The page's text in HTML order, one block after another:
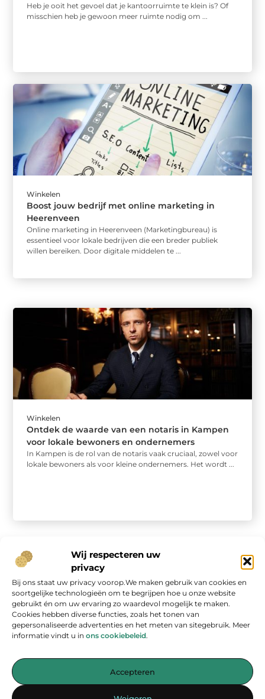
Wij respecteren uw
privacy
Bij ons staat uw privacy voorop.We maken gebruik van cookies en
soortgelijke technologieën om te begrijpen hoe u onze website
gebruikt én om uw ervaring zo waardevol mogelijk te maken.
Cookies hebben diverse functies, zoals het tonen van
gepersonaliseerde advertenties en het meten van sitegebruik. Meer
informatie vindt u in ons cookiebeleid.
Accepteren
Heb je ooit het gevoel dat je kantoorruimte te klein is? Of
misschien heb je gewoon meer ruimte nodig om ...
Winkelen
Boost jouw bedrijf met online marketing in
Heerenveen
Online marketing in Heerenveen (Marketingbureau) is
essentieel voor lokale bedrijven die een breder publiek
willen bereiken. Door digitale middelen te ...
Winkelen
Ontdek de waarde van een notaris in Kampen
voor lokale bewoners en ondernemers
In Kampen is de rol van de notaris vaak cruciaal, zowel voor
lokale bewoners als voor kleine ondernemers. Het wordt ...
Jouw bron voor inspirerende blogs en waardevolle inzichten
Onze informatie